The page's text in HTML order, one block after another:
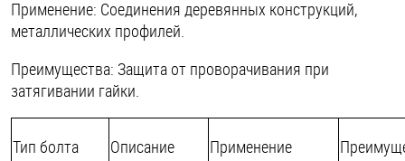
Применение: Соединения деревянных конструкций,
металлических профилей.
Преимущества: Защита от проворачивания при
затягивании гайки.
Тип болта Описание Применение